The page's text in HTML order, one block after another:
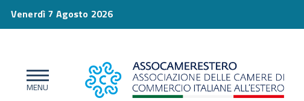
Venerdì 7 Agosto 2026